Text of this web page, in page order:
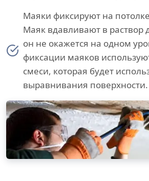
Маяки фиксируют на
Маяк вдавливают в раствор
он не окажется на одном
фиксации маяков
смеси, которая будет
выравнивания поверхности.